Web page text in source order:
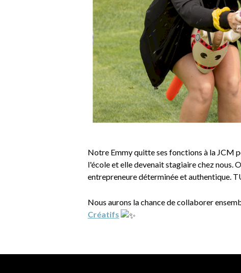
Notre Emmy quitte ses fonctions à la JCM
l'école et elle devenait stagiaire chez nous.
entrepreneure déterminée et authentique.
Nous aurons la chance de collaborer
Créatifs